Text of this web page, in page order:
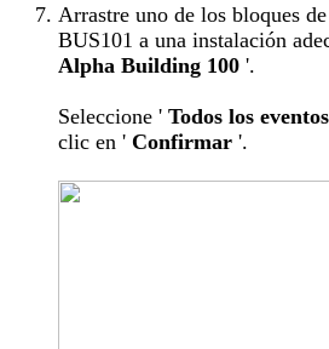
Arrastre uno de los bloques
BUS101 a una instalación
Alpha Building 100 '.
Seleccione ' Todos los
clic en ' Confirmar '.